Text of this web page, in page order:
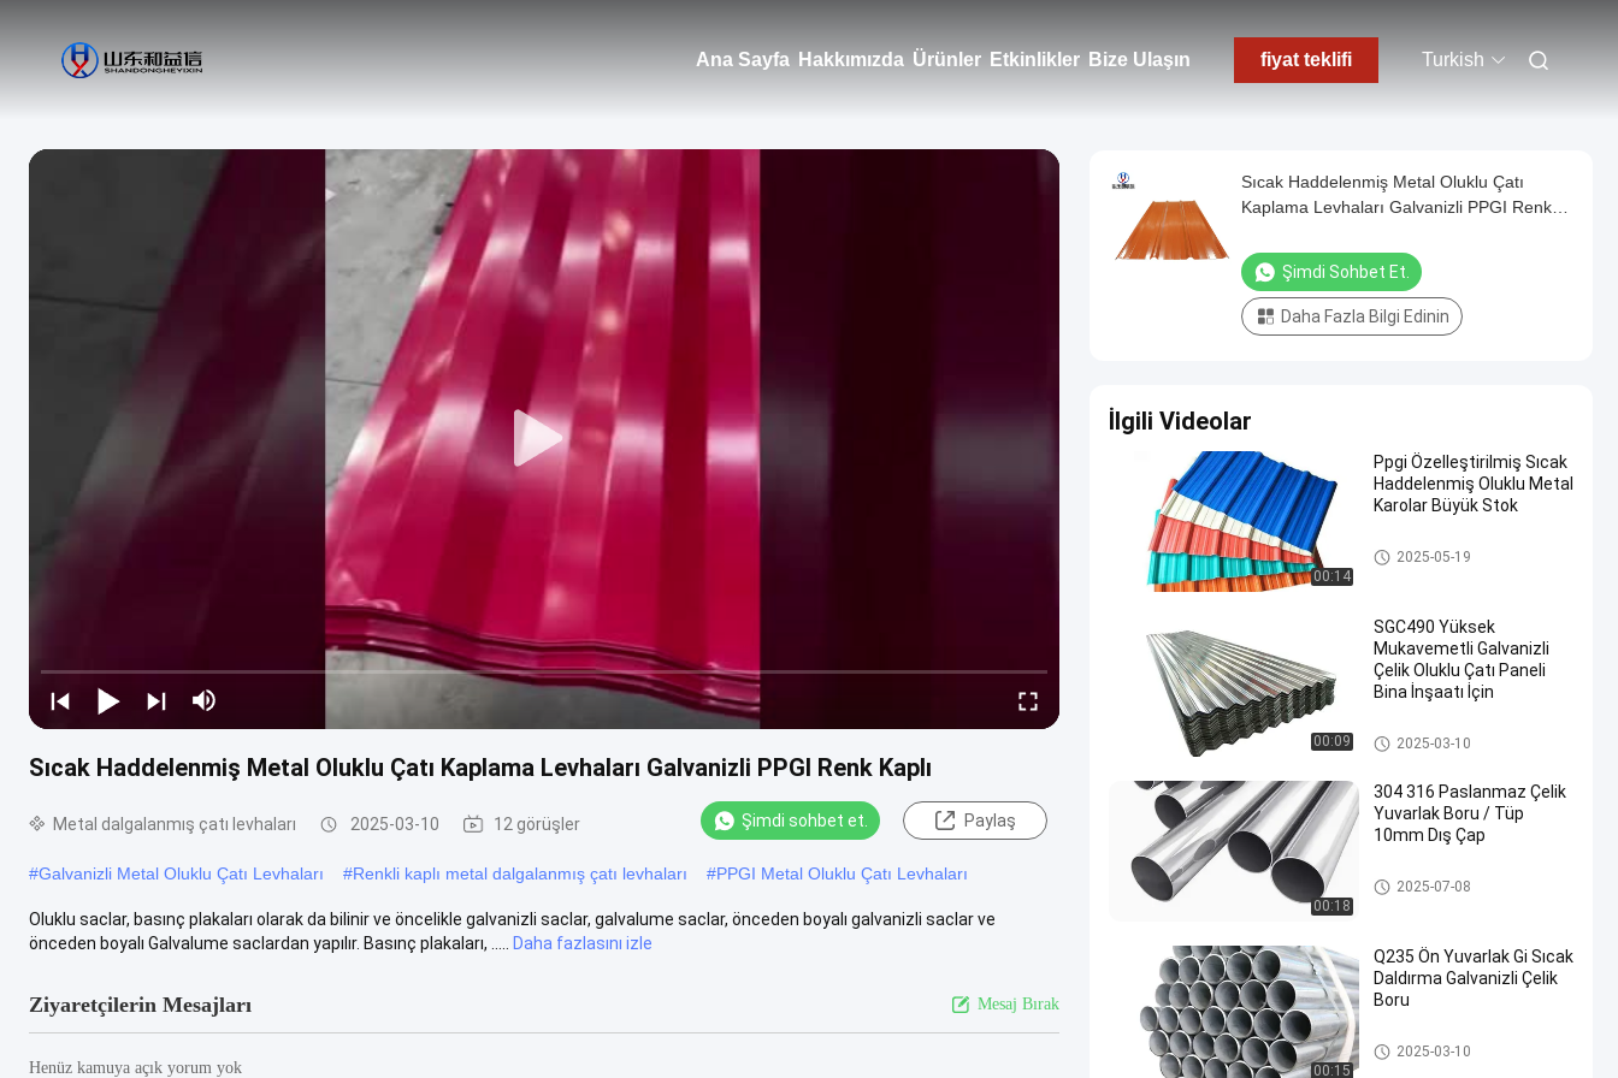
Ana Sayfa Hakkımızda Ürünler Etkinlikler Bize Ulaşın fiyat teklifi Turkish
Sıcak Haddelenmiş Metal Oluklu Çatı Kaplama Levhaları Galvanizli PPGI Renk Kaplı
Metal dalgalanmış çatı levhaları 2025-03-10 12 görüşler Şimdi sohbet et. Paylaş
#Galvanizli Metal Oluklu Çatı Levhaları #Renkli kaplı metal dalgalanmış çatı levhaları #PPGI Metal Oluklu Çatı Levhaları
Oluklu saclar, basınç plakaları olarak da bilinir ve öncelikle galvanizli saclar, galvalume saclar, önceden boyalı galvanizli saclar ve
önceden boyalı Galvalume saclardan yapılır. Basınç plakaları, .....
Daha fazlasını izle
Ziyaretçilerin Mesajları Mesaj Bırak
Henüz kamuya açık yorum yok
Sıcak Haddelenmiş Metal Oluklu Çatı
Kaplama Levhaları Galvanizli PPGI Renk
Şimdi Sohbet Et.
Daha Fazla Bilgi Edinin
İlgili Videolar
00:14
Ppgi Özelleştirilmiş Sıcak
Haddelenmiş Oluklu Metal
Karolar Büyük Stok
Metal dalgalanmış çatı levhal
arı
2025-05-19
00:09
SGC490 Yüksek
Mukavemetli Galvanizli
Çelik Oluklu Çatı Paneli
Bina İnşaatı İçin
Metal dalgalanmış çatı levhal
arı
2025-03-10
00:18
304 316 Paslanmaz Çelik
Yuvarlak Boru / Tüp
10mm Dış Çap
Karbon Çelik Boru
2025-07-08
00:15
Q235 Ön Yuvarlak Gi Sıcak
Daldırma Galvanizli Çelik
Boru
Galvanizli Çelik Boru Boru
2025-03-10